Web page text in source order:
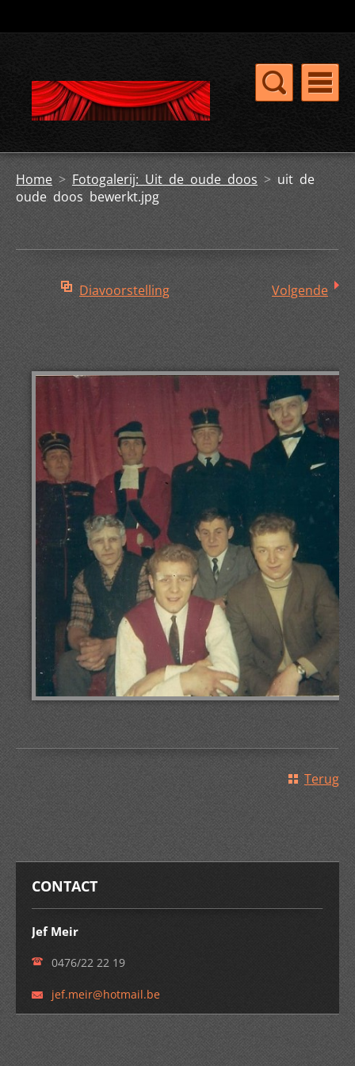
Home > Fotogalerij: Uit de oude doos > uit de
oude doos bewerkt.jpg
Diavoorstelling Volgende
Terug
CONTACT
Jef Meir
0476/22 22 19
jef.meir@hotmail.be